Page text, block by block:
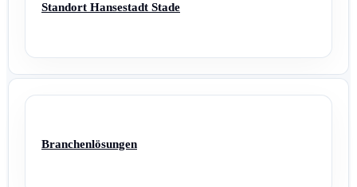
Standort Hansestadt Stade
Branchenlösungen